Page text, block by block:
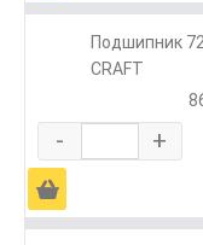
Подшипник
CRAFT
- +
Ä